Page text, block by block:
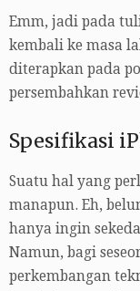
Emm, jadi pada
kembali ke masa
diterapkan pada
persembahkan
Spesifikasi
Suatu hal yang
manapun. Eh,
hanya ingin
Namun, bagi
perkembangan